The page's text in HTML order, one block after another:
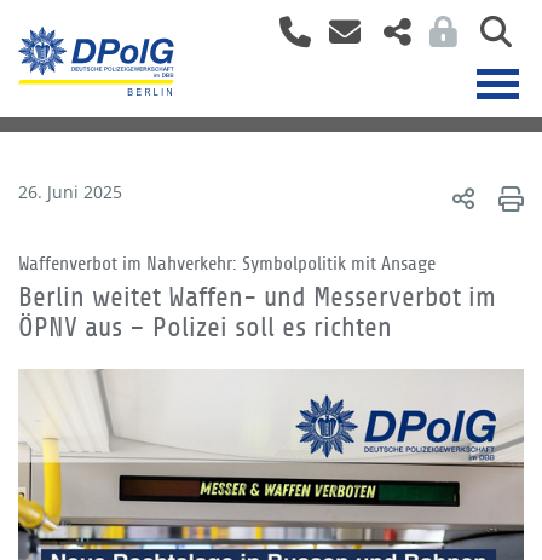
26. Juni 2025
Waffenverbot im Nahverkehr: Symbolpolitik mit Ansage
Berlin weitet Waffen- und Messerverbot im
ÖPNV aus – Polizei soll es richten